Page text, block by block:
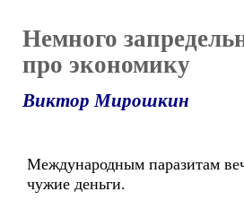
Немного
про экономику
Виктор Мирошкин
Международным паразитам
чужие деньги.